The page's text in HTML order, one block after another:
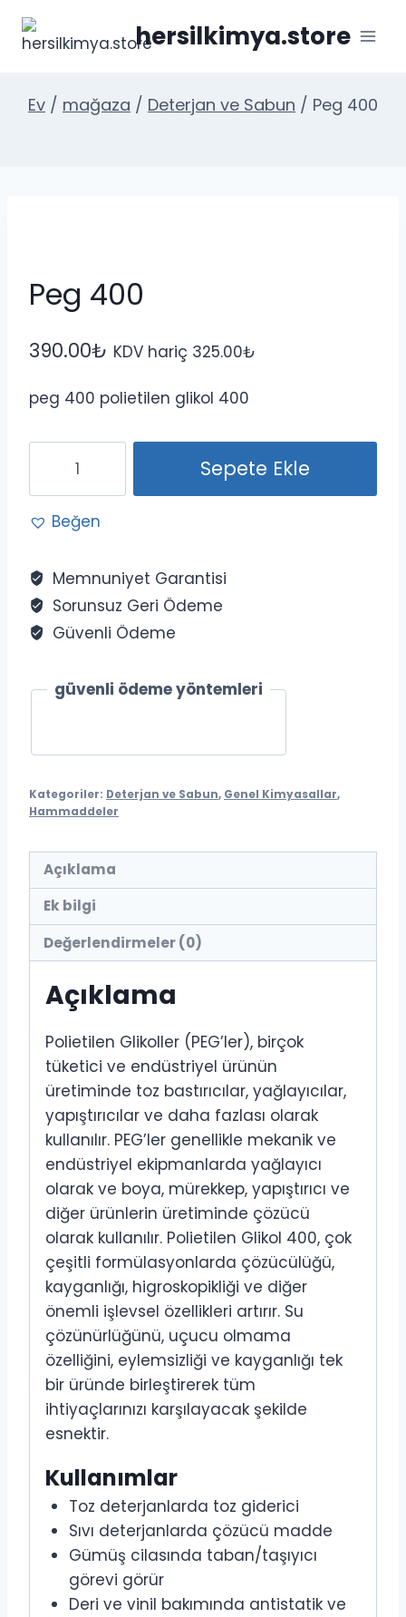
geç
hersilkimya.store
Ev / mağaza / Deterjan ve Sabun / Peg 400
Peg 400
390.00₺ KDV hariç 325.00₺
peg 400 polietilen glikol 400
adet
Sepete Ekle
Beğen
Memnuniyet Garantisi
Sorunsuz Geri Ödeme
Güvenli Ödeme
güvenli ödeme yöntemleri
Kategoriler: Deterjan ve Sabun, Genel Kimyasallar,
Hammaddeler
Açıklama
Ek bilgi
Değerlendirmeler (0)
Açıklama
Polietilen Glikoller (PEG’ler), birçok
tüketici ve endüstriyel ürünün
üretiminde toz bastırıcılar, yağlayıcılar,
yapıştırıcılar ve daha fazlası olarak
kullanılır. PEG’ler genellikle mekanik ve
endüstriyel ekipmanlarda yağlayıcı
olarak ve boya, mürekkep, yapıştırıcı ve
diğer ürünlerin üretiminde çözücü
olarak kullanılır. Polietilen Glikol 400, çok
çeşitli formülasyonlarda çözücülüğü,
kayganlığı, higroskopikliği ve diğer
önemli işlevsel özellikleri artırır. Su
çözünürlüğünü, uçucu olmama
özelliğini, eylemsizliği ve kayganlığı tek
bir üründe birleştirerek tüm
ihtiyaçlarınızı karşılayacak şekilde
esnektir.
Kullanımlar
Toz deterjanlarda toz giderici
Sıvı deterjanlarda çözücü madde
Gümüş cilasında taban/taşıyıcı
görevi görür
Deri ve vinil bakımında antistatik ve